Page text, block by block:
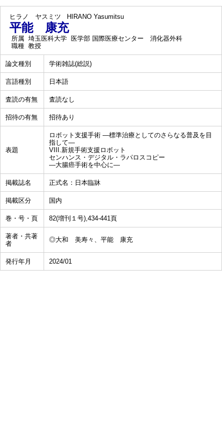
ヒラノ ヤスミツ HIRANO Yasumitsu
平能 康充
所属 埼玉医科大学 医学部 国際医療センター 消化器外科
職種 教授
論文種別 学術雑誌(総説)
言語種別 日本語
査読の有無 査読なし
招待の有無 招待あり
表題
ロボット支援手術 ―標準治療としてのさらなる普及を目
指して―
VIII.新規手術支援ロボット
センハンス・デジタル・ラパロスコピー
―大腸癌手術を中心に―
掲載誌名 正式名：日本臨牀
掲載区分 国内
巻・号・頁 82(増刊１号),434-441頁
著者・共著
者
◎大和 美寿々、平能 康充
発行年月 2024/01